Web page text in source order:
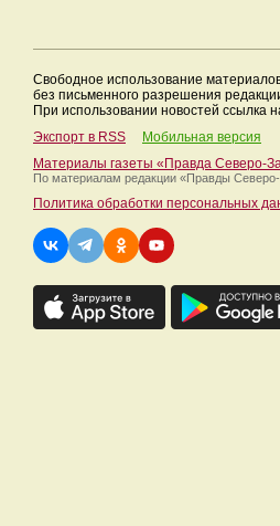
Свободное использование
без письменного разрешения
При использовании новостей ссылка
Экспорт в RSS
Мобильная версия
Материалы газеты «Правда Северо-
По материалам редакции «Правды Северо-
Политика обработки персональных